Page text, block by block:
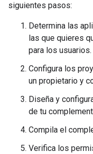
siguientes pasos:
Determina las
las que quieres
para los usuarios.
Configura los
un propietario y
Diseña y
de tu
Compila el
Verifica los